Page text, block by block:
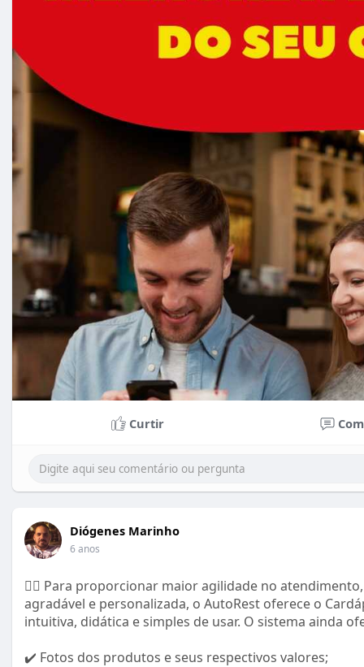
Curtir
Diógenes Marinho
6 anos
👉🏻 Para proporcionar maior agilidade no
agradável e personalizada, o AutoRest oferece o
intuitiva, didática e simples de usar. O sistema ainda
✔️ Fotos dos produtos e seus respectivos valores;